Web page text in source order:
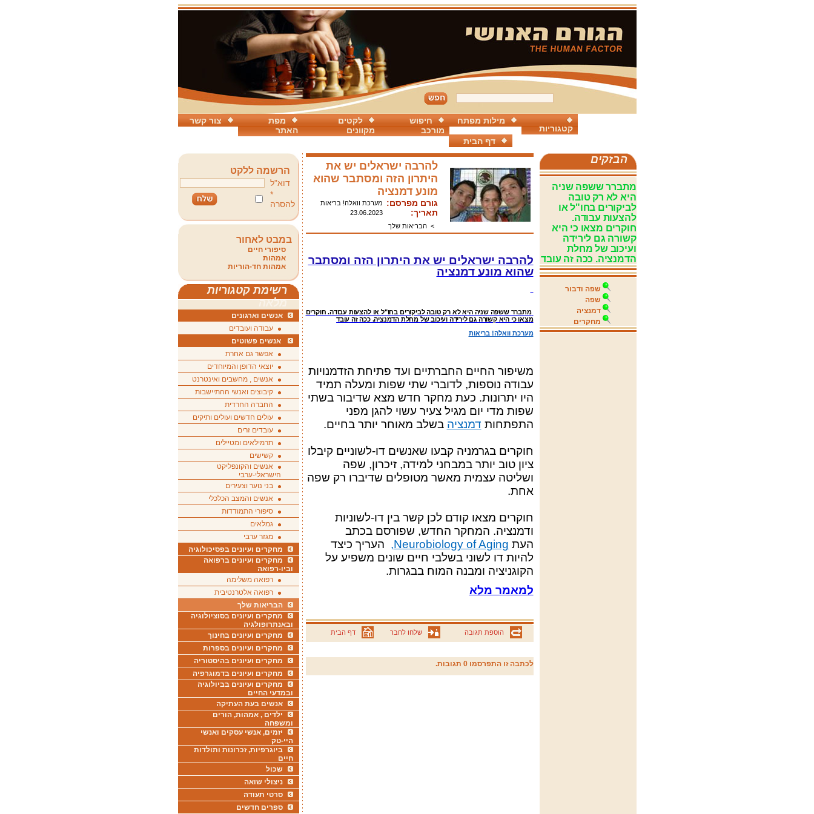
צור קשר
מפת
האתר
לקטים
מקוונים
חיפוש
מורכב
מילות מפתח
קטגוריות
דף הבית
הבזקים
מתברר ששפה שניה
היא לא רק טובה
לביקורים בחו"ל או
להצעות עבודה.
חוקרים מצאו כי היא
קשורה גם לירידה
ועיכוב של מחלת
הדמנציה. ככה זה עובד
שפה ודבור
שפה
דמנציה
מחקרים
להרבה ישראלים יש את
היתרון הזה ומסתבר שהוא
מונע דמנציה
גורם מפרסם: מערכת וואלה! בריאות
תאריך:
23.06.2023
>הבריאות שלך
להרבה ישראלים יש את היתרון הזה ומסתבר
שהוא מונע דמנציה
מתברר ששפה שניה היא לא רק טובה לביקורים בחו"ל או להצעות עבודה. חוקרים
מצאו כי היא קשורה גם לירידה ועיכוב של מחלת הדמנציה. ככה זה עובד
מערכת וואלה! בריאות
משיפור החיים החברתיים ועד פתיחת הזדמנויות
עבודה נוספות, לדוברי שתי שפות ומעלה תמיד
היו יתרונות. כעת מחקר חדש מצא שדיבור בשתי
שפות מדי יום מגיל צעיר עשוי להגן מפני
התפתחות דמנציה בשלב מאוחר יותר בחיים.
חוקרים בגרמניה קבעו שאנשים דו-לשוניים קיבלו
ציון טוב יותר במבחני למידה, זיכרון, שפה
ושליטה עצמית מאשר מטופלים שדיברו רק שפה
אחת.
חוקרים מצאו קודם לכן קשר בין דו-לשוניות
ודמנציה. המחקר החדש, שפורסם בכתב
העת Neurobiology of Aging,
העריך כיצד
להיות דו לשוני בשלבי חיים שונים משפיע על
הקוגניציה ומבנה המוח בבגרות.
למאמר מלא
הוספת תגובה שלחו לחבר דף הבית
לכתבה זו התפרסמו 0 תגובות.
הרשמה ללקט
דוא"ל
*
להסרה
במבט לאחור
סיפורי חיים
אמהות
אמהות חד-הוריות
רשימת קטגוריות
מלאה
אנשים וארגונים
עבודה ועובדים
אנשים פשוטים
אפשר גם אחרת
יוצאי הדופן והמיוחדים
אנשים , מחשבים ואינטרנט
קיבוצים ואנשי ההתיישבות
החברה החרדית
עולים חדשים ועולים ותיקים
עובדים זרים
תרמילאים ומטיילים
קשישים
אנשים והקונפליקט
הישראלי-ערבי
בני נוער וצעירים
אנשים והמצב הכלכלי
סיפורי התמודדות
גמלאים
מגזר ערבי
מחקרים ועיונים בפסיכולוגיה
מחקרים ועיונים ברפואה
וביו-רפואה
רפואה משלימה
רפואה אלטרנטיבית
הבריאות שלך
מחקרים ועיונים בסוציולוגיה
ובאנתרופולגיה
מחקרים ועיונים בחינוך
מחקרים ועיונים בספרות
מחקרים ועיונים בהיסטוריה
מחקרים ועיונים בדמוגרפיה
מחקרים ועיונים בביולוגיה
ובמדעי החיים
אנשים בעת העתיקה
ילדים , אמהות, הורים
ומשפחה
יזמים, אנשי עסקים ואנשי
היי-טק
ביוגרפיות, זכרונות ותולדות
חיים
שכול
ניצולי שואה
סרטי תעודה
ספרים חדשים